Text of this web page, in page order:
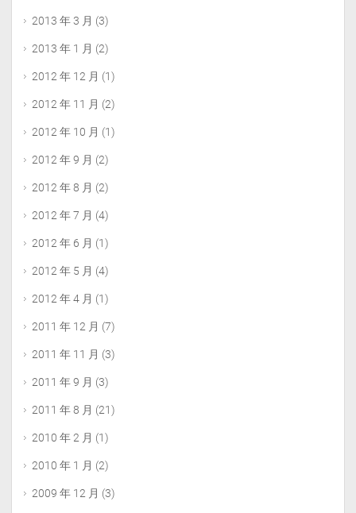
2013 年 3 月 (3)
2013 年 1 月 (2)
2012 年 12 月 (1)
2012 年 11 月 (2)
2012 年 10 月 (1)
2012 年 9 月 (2)
2012 年 8 月 (2)
2012 年 7 月 (4)
2012 年 6 月 (1)
2012 年 5 月 (4)
2012 年 4 月 (1)
2011 年 12 月 (7)
2011 年 11 月 (3)
2011 年 9 月 (3)
2011 年 8 月 (21)
2010 年 2 月 (1)
2010 年 1 月 (2)
2009 年 12 月 (3)